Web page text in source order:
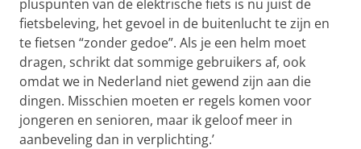
pluspunten van de elektrische fiets is nu juist de
fietsbeleving, het gevoel in de buitenlucht te zijn en
te fietsen “zonder gedoe”. Als je een helm moet
dragen, schrikt dat sommige gebruikers af, ook
omdat we in Nederland niet gewend zijn aan die
dingen. Misschien moeten er regels komen voor
jongeren en senioren, maar ik geloof meer in
aanbeveling dan in verplichting.’